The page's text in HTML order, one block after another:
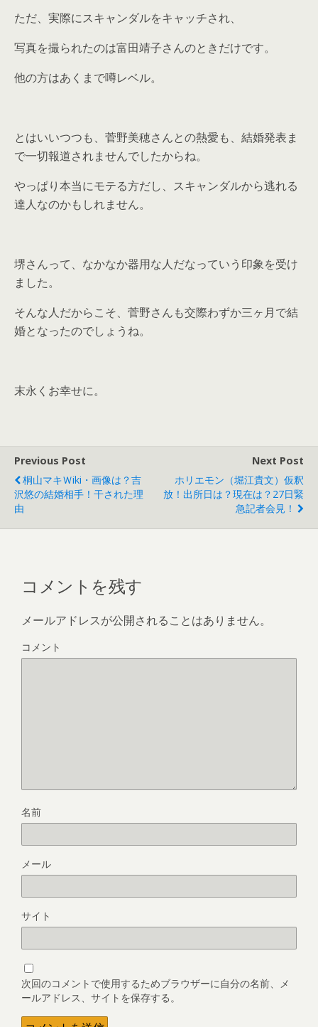
ただ、実際にスキャンダルをキャッチされ、
写真を撮られたのは富田靖子さんのときだけです。
他の方はあくまで噂レベル。
とはいいつつも、菅野美穂さんとの熱愛も、結婚発表ま
で一切報道されませんでしたからね。
やっぱり本当にモテる方だし、スキャンダルから逃れる
達人なのかもしれません。
堺さんって、なかなか器用な人だなっていう印象を受け
ました。
そんな人だからこそ、菅野さんも交際わずか三ヶ月で結
婚となったのでしょうね。
末永くお幸せに。
Previous Post
桐山マキＷiki・画像は？吉
沢悠の結婚相手！干された理
由
Next Post
ホリエモン（堀江貴文）仮釈
放！出所日は？現在は？27日緊
急記者会見！
コメントを残す
メールアドレスが公開されることはありません。
コメント
名前
メール
サイト
次回のコメントで使用するためブラウザーに自分の名前、メ
ールアドレス、サイトを保存する。